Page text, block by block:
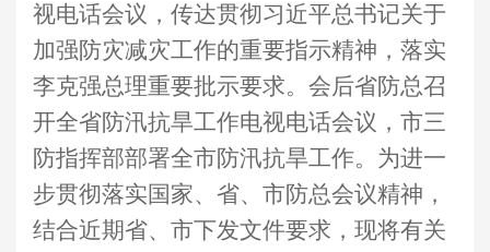
视电话会议，传达贯彻习近平总书记关于
加强防灾减灾工作的重要指示精神，落实
李克强总理重要批示要求。会后省防总召
开全省防汛抗旱工作电视电话会议，市三
防指挥部部署全市防汛抗旱工作。 为进一
步贯彻落实国家、省、市防总会议精神 ，
结合近期省、市下发文件要求 ， 现将有关